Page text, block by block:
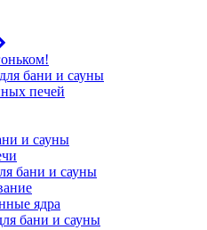
бани и сауны
печей
и сауны
бани и сауны
ядра
бани и сауны